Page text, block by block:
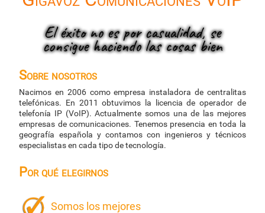
El éxito no es por casualidad, se
consigue haciendo las cosas bien
Sobre nosotros
Nacimos en 2006 como empresa instaladora de centralitas
telefónicas. En 2011 obtuvimos la licencia de operador de
telefonía IP (VoIP). Actualmente somos una de las mejores
empresas de comunicaciones. Tenemos presencia en toda la
geografía española y contamos con ingenieros y técnicos
especialistas en cada tipo de tecnología.
Por qué elegirnos
Somos los mejores